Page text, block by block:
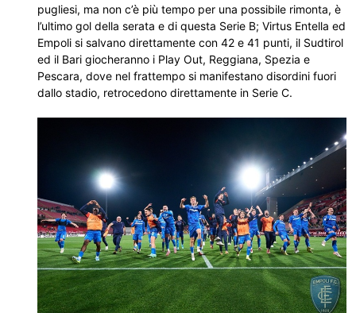
pugliesi, ma non c’è più tempo per una possibile rimonta, è
l’ultimo gol della serata e di questa Serie B; Virtus Entella ed
Empoli si salvano direttamente con 42 e 41 punti, il Sudtirol
ed il Bari giocheranno i Play Out, Reggiana, Spezia e
Pescara, dove nel frattempo si manifestano disordini fuori
dallo stadio, retrocedono direttamente in Serie C.